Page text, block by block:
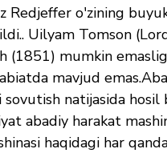
Uilyam Tomson
(1851) mumkin
mavjud
natijasida hosil
abadiy harakat
haqidagi har